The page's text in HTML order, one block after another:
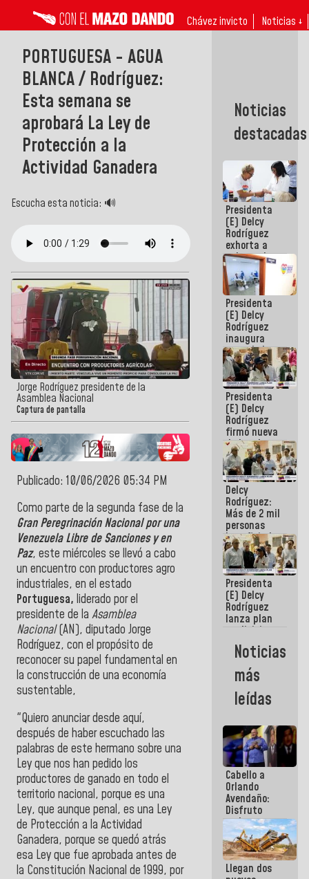
Chávez invicto Noticias ↓
PORTUGUESA - AGUA
BLANCA / Rodríguez:
Esta semana se
aprobará La Ley de
Protección a la
Actividad Ganadera
Escucha esta noticia: 🔊
Jorge Rodríguez presidente de la
Asamblea Nacional
Captura de pantalla
Publicado: 10/06/2026 05:34 PM
Como parte de la segunda fase de la
Gran Peregrinación Nacional por una
Venezuela Libre de Sanciones y en
Paz, este miércoles se llevó a cabo
un encuentro con productores agro
industriales, en el estado
Portuguesa, liderado porel
presidente de la Asamblea
Nacional(AN), diputado Jorge
Rodríguez, con el propósito de
reconocer su papel fundamental en
la construcción de una economía
sustentable,
"Quiero anunciar desde aquí,
después de haber escuchado las
palabras de este hermano sobre una
Ley que nos han pedido los
productores de ganado en todo el
territorio nacional, porque es una
Ley, que aunque penal, es una Ley
de Protección a la Actividad
Ganadera, porque se quedó atrás
esa Ley que fue aprobada antes de
la Constitución Nacional de 1999, por
Noticias
destacadas
Presidenta
(E) Delcy
Rodríguez
exhorta a
gobernadores
y alcaldes a
edificar
casas para
abuelos
Presidenta
(E) Delcy
Rodríguez
inaugura
casa de los
Abuelos
Primavera
en Caracas
Presidenta
(E) Delcy
Rodríguez
firmó nueva
de Ley de
Arrendamiento
aprobada
por la AN
Delcy
Rodríguez:
Más de 2 mil
personas
beneficiadas
con planes
para
atención de
emergencia
sísmica en
la última
semana
Presidenta
(E) Delcy
Rodríguez
lanza plan
crediticio
con subsidio
a Juntas de
Condominio
Noticias
más
leídas
Cabello a
Orlando
Avendaño:
Disfruto
cada vez
que escribes
porque lo
que haces
es
Llegan dos